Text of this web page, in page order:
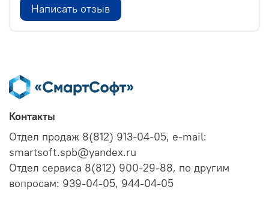
Написать отзыв
Контакты
Отдел продаж 8(812) 913-04-05, e-mail:
smartsoft.spb@yandex.ru
Отдел сервиса 8(812) 900-29-88, по другим
вопросам: 939-04-05, 944-04-05